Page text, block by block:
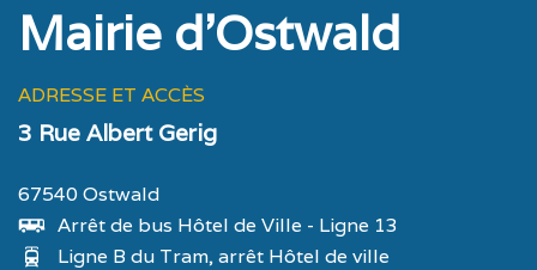
Mairie d'Ostwald
ADRESSE ET ACCÈS
3 Rue Albert Gerig
67540 Ostwald
Arrêt de bus Hôtel de Ville - Ligne 13
Ligne B du Tram, arrêt Hôtel de ville